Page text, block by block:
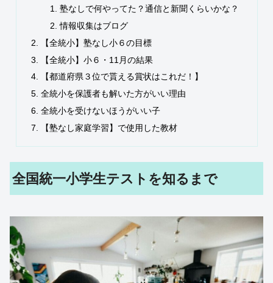
塾なしで何やってた？通信と新聞くらいかな？
情報収集はブログ
【全統小】塾なし小６の目標
【全統小】小６・11月の結果
【都道府県３位で貰える賞状はこれだ！】
全統小を保護者も解いた方がいい理由
全統小を受けないほうがいい子
【塾なし家庭学習】で使用した教材
全国統一小学生テストを知るまで